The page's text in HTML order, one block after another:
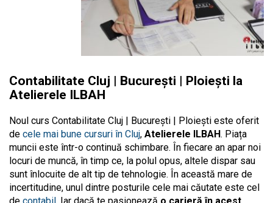
Contabilitate Cluj | București | Ploiești la
Atelierele ILBAH
Noul curs Contabilitate Cluj | București | Ploiești este oferit
de cele mai bune cursuri în Cluj, Atelierele ILBAH. Piața
muncii este într-o continuă schimbare. În fiecare an apar noi
locuri de muncă, în timp ce, la polul opus, altele dispar sau
sunt înlocuite de alt tip de tehnologie. În această mare de
incertitudine, unul dintre posturile cele mai căutate este cel